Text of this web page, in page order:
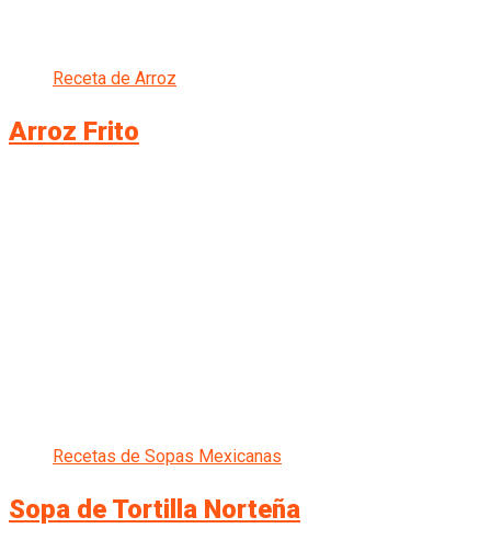
Receta de Arroz
Arroz Frito
Recetas de Sopas Mexicanas
Sopa de Tortilla Norteña